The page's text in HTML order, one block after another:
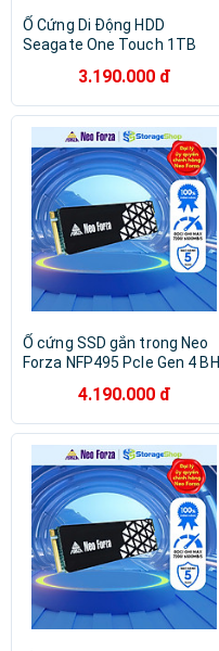
Ổ Cứng Di Động HDD
Seagate One Touch 1TB
Liệu Rescue_Hàng chính
hãng
3.190.000 đ
Ổ cứng SSD gắn trong Neo
Forza NFP495 PcIe Gen 4 BH
4.190.000 đ